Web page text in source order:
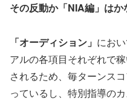
その反動か「NIA編」はか
「オーディション」 にお
アルの各項目それぞれで
されるため、毎ターンス
っているし、特別指導の